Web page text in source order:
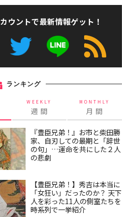
ウントで最新情報ゲット！
ランキング
WEEKLY
週 間
MONTHLY
月 間
『豊臣兄弟！』お市と柴田勝
家、自刃しての最期と「辞世
の句」…運命を共にした２人
の悲劇
【豊臣兄弟！】秀吉は本当に
「女狂い」だったのか？ 天下
人を彩った11人の側室たちを
時系列で一挙紹介